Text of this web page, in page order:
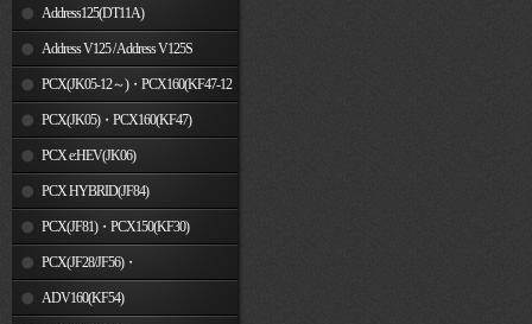
Address125(DT11A)
Address V125 / Address V125S
PCX(JK05-12～)・PCX160(KF47-12
～) PCX(JK05)・PCX160(KF47)
PCX e:HEV(JK06)
PCX HYBRID(JF84)
PCX(JF81)・PCX150(KF30)
PCX(JF28/JF56)・
PCX150(KF12/KF18)
ADV160(KF54)